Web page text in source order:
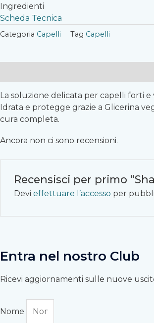
Ingredienti
Scheda Tecnica
Categoria Capelli Tag Capelli
La soluzione delicata per capelli forti
Idrata e protegge grazie a Glicerina
cura completa.
Ancora non ci sono recensioni.
Recensisci per primo
Devi effettuare l’accesso per
Entra nel nostro Club
Ricevi aggiornamenti sulle nuove
Nome